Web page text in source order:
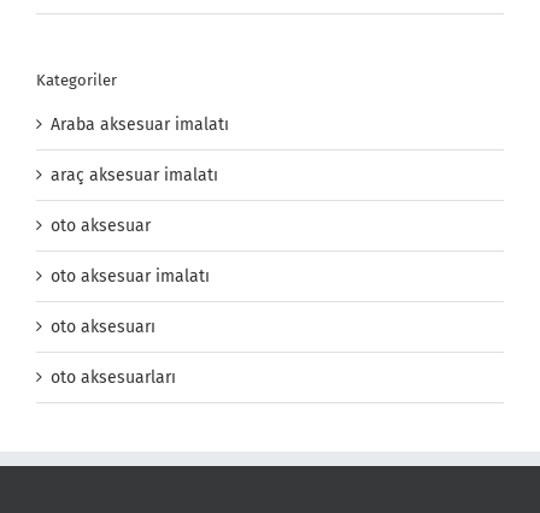
Kategoriler
Araba aksesuar imalatı
araç aksesuar imalatı
oto aksesuar
oto aksesuar imalatı
oto aksesuarı
oto aksesuarları